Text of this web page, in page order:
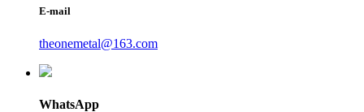
E-mail
theonemetal@163.com
WhatsApp